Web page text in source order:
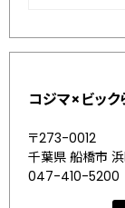
コジマ×ビッ
〒273-0012
千葉県 船橋市
047-410-5200